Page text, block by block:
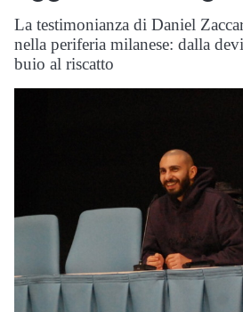
La testimonianza di Daniel
nella periferia milanese: dalla
buio al riscatto